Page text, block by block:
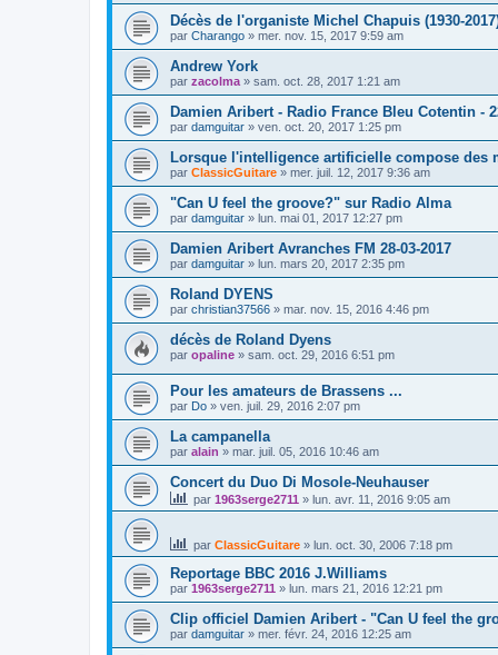
Décès de l'organiste Michel Chapuis (1930-
par Charango » mer. nov. 15, 2017 9:59 am
Andrew York
par zacolma » sam. oct. 28, 2017 1:21 am
Damien Aribert - Radio France Bleu Cotentin -
par damguitar » ven. oct. 20, 2017 1:25 pm
Lorsque l'intelligence artificielle compose des
par ClassicGuitare » mer. juil. 12, 2017 9:36 am
"Can U feel the groove?" sur Radio Alma
par damguitar » lun. mai 01, 2017 12:27 pm
Damien Aribert Avranches FM 28-03-2017
par damguitar » lun. mars 20, 2017 2:35 pm
Roland DYENS
par christian37566 » mar. nov. 15, 2016 4:46 pm
décès de Roland Dyens
par opaline » sam. oct. 29, 2016 6:51 pm
Pour les amateurs de Brassens ...
par Do » ven. juil. 29, 2016 2:07 pm
La campanella
par alain » mar. juil. 05, 2016 10:46 am
Concert du Duo Di Mosole-Neuhauser
par 1963serge2711 » lun. avr. 11, 2016 9:05 am
par ClassicGuitare » lun. oct. 30, 2006 7:18 pm
Reportage BBC 2016 J.Williams
par 1963serge2711 » lun. mars 21, 2016 12:21 pm
Clip officiel Damien Aribert - "Can U feel the
par damguitar » mer. févr. 24, 2016 12:25 am